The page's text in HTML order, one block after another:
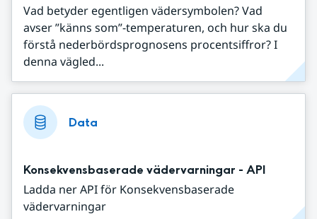
Vad betyder egentligen vädersymbolen? Vad
avser ”känns som”-temperaturen, och hur ska du
förstå nederbördsprognosens procentsiffror? I
denna vägled...
Data
Konsekvensbaserade vädervarningar - API
Ladda ner API för Konsekvensbaserade
vädervarningar